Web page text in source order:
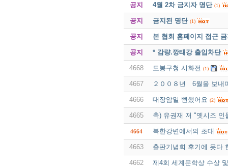
공지 4월 2차 금지자 명단 (1)
공지 금지된 명단 (1)
공지 본 협회 홈페이지 접근
공지 * 감량.깡태강 출입차단
4668 도봉구청 시화전 (1)
4667 ２００８년 6월을 보내
4666 대장암일 뻔했어요 (2)
4665 축) 유권재 저 "옛시조 인
4664 북한강변에서의 초대
4663 출판기념회 후기에 못다
4662 제4회 세계문학상 수상